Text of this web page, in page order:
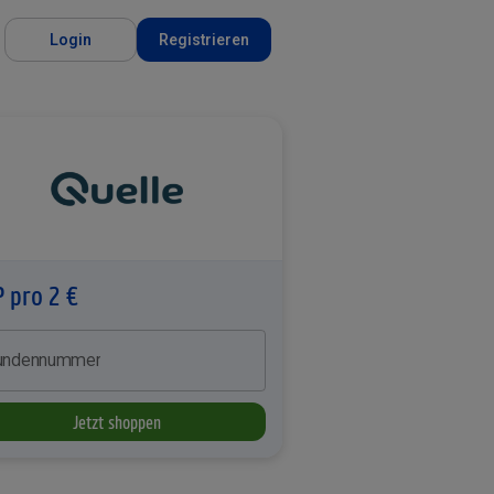
Login Registrieren
pro 2 €
Jetzt shoppen